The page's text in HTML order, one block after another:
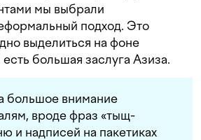
мы выбрали
подход. Это
выделиться на фоне
большая заслуга Азиза.
большое внимание
вроде фраз «тыщ-
и надписей на пакетиках